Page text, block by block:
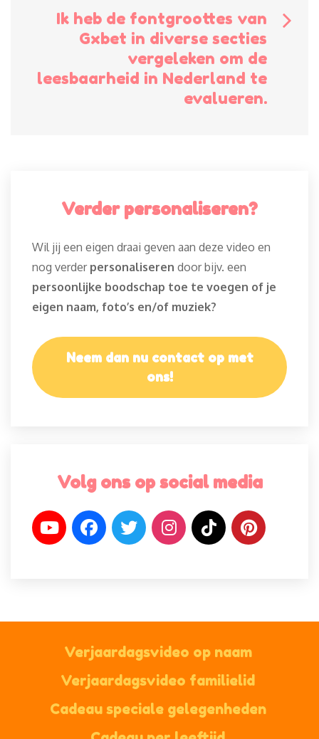
Ik heb de fontgroottes van
Gxbet in diverse secties
vergeleken om de
leesbaarheid in Nederland te
evalueren.
Verder personaliseren?
Wil jij een eigen draai geven aan deze video en
nog verder personaliseren door bijv. een
persoonlijke boodschap toe te voegen of je
eigen naam, foto’s en/of muziek?
Neem dan nu contact op met
ons!
Volg ons op social media
Verjaardagsvideo op naam
Verjaardagsvideo familielid
Cadeau speciale gelegenheden